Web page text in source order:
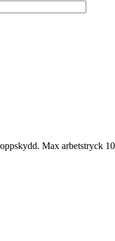
Max arbetstryck